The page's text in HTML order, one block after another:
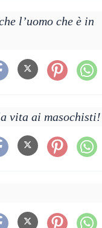
l’uomo che è in
vita ai masochisti!